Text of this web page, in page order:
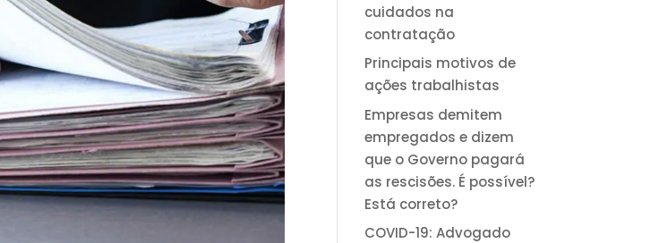
cuidados na
contratação
Principais motivos de
ações trabalhistas
Empresas demitem
empregados e dizem
que o Governo pagará
as rescisões. É possível?
Está correto?
COVID-19: Advogado